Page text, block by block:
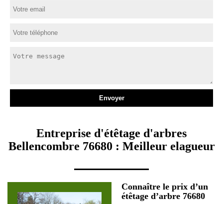
Entreprise d'étêtage d'arbres
Bellencombre 76680 : Meilleur elagueur
Connaître le prix d’un
étêtage d’arbre 76680